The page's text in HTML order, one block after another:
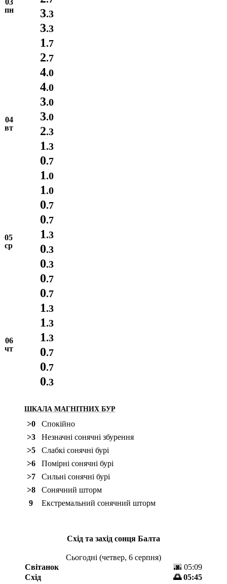
03
пн
3.3
3.3
1.7
2.7
04
вт
4.0
4.0
3.0
3.0
2.3
1.3
0.7
1.0
05
ср
1.0
0.7
0.7
1.3
0.3
0.3
0.7
0.7
06
чт
1.3
1.3
1.3
0.7
0.7
0.3
ШКАЛА МАГНІТНИХ БУР
>0
Спокійно
>3
Незначні сонячні збурення
>5
Слабкі сонячні бурі
>6
Помірні сонячні бурі
>7
Сильні сонячні бурі
>8
Сонячний шторм
9
Екстремальний сонячний шторм
Схід та захід сонця Балта
Сьогодні (четвер, 6 серпня)
Світанок
🌆 05:09
Схід
🌅 05:45